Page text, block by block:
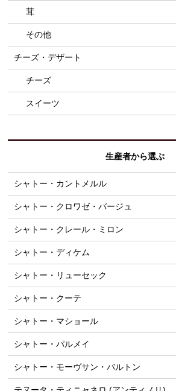
茸
その他
チーズ・デザート
チーズ
スイーツ
生産者から選ぶ
シャトー・カントメルル
シャトー・クロワゼ・バージュ
シャトー・クレール・ミロン
シャトー・ディケム
シャトー・リューセック
シャトー・クーテ
シャトー・マショール
シャトー・パルメイ
シャトー・モーヴサン・バルトン